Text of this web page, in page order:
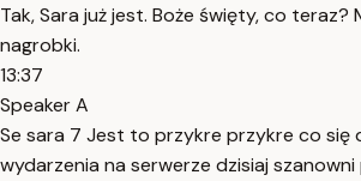
Tak, Sara już jest. Boże święty, co teraz?
nagrobki.
13:37
Speaker A
Se sara 7 Jest to przykre przykre co się
wydarzenia na serwerze dzisiaj